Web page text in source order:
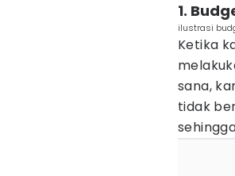
1.
ilustrasi
Ketika
sana,
tidak